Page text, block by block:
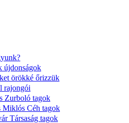
újdonságok
örökké őrizzük
rajongói
Zurboló tagok
Miklós Céh tagok
Társaság tagok